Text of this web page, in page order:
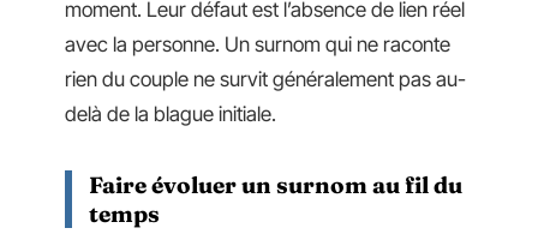
moment. Leur défaut est l’absence de lien réel
avec la personne. Un surnom qui ne raconte
rien du couple ne survit généralement pas au-
delà de la blague initiale.
Faire évoluer un surnom au fil du
temps